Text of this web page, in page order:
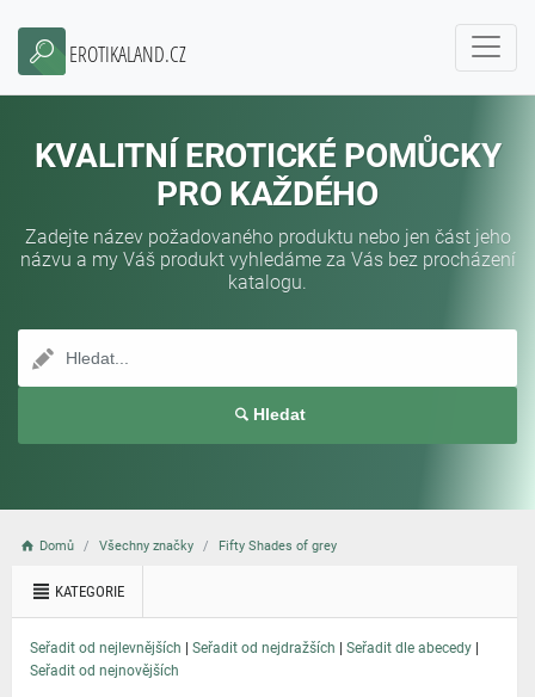
EROTIKALAND.CZ
KVALITNÍ EROTICKÉ POMŮCKY
PRO KAŽDÉHO
Zadejte název požadovaného produktu nebo jen část jeho
názvu a my Váš produkt vyhledáme za Vás bez procházení
katalogu.
Hledat
Domů Všechny značky Fifty Shades of grey
KATEGORIE
Seřadit od nejlevnějších | Seřadit od nejdražších | Seřadit dle abecedy |
Seřadit od nejnovějších